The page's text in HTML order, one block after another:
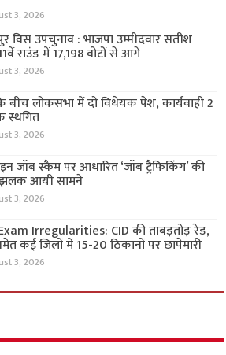
3, 2026
विस उपचुनाव : भाजपा उम्मीदवार सतीश
राउंड में 17,198 वोटों से आगे
3, 2026
बीच लोकसभा में दो विधेयक पेश, कार्यवाही 2
स्थगित
3, 2026
जॉब स्कैम पर आधारित ‘जॉब ट्रैफिकिंग’ की
आयी सामने
3, 2026
Irregularities: CID की ताबड़तोड़ रेड,
कई जिलों में 15-20 ठिकानों पर छापेमारी
3, 2026